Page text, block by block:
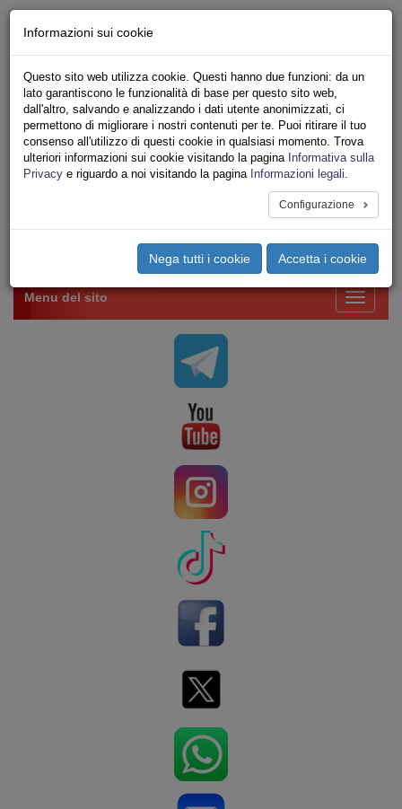
Iscriviti Online
Ricerca
Area Stampa
Privacy
VV.F.
UNIONE SINDACALE DI BASE SETTORE VIGILI
Toggle
Menu del sito
Informazioni sui cookie
Questo sito web utilizza cookie. Questi hanno due funzioni: da un
lato garantiscono le funzionalità di base per questo sito web,
dall'altro, salvando e analizzando i dati utente anonimizzati, ci
permettono di migliorare i nostri contenuti per te. Puoi ritirare il tuo
consenso all'utilizzo di questi cookie in qualsiasi momento. Trova
ulteriori informazioni sui cookie visitando la pagina Informativa sulla
Privacy e riguardo a noi visitando la pagina Informazioni legali.
Configurazione
Nega tutti i cookie Accetta i cookie